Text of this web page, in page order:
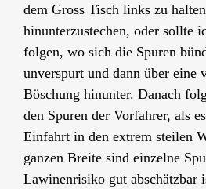
dem Gross Tisch links zu
hinunterzustechen, oder sollte
folgen, wo sich die Spuren
unverspurt und dann über eine
Böschung hinunter. Danach
den Spuren der Vorfahrer, als
Einfahrt in den extrem steilen
ganzen Breite sind einzelne
Lawinenrisiko gut abschätzbar